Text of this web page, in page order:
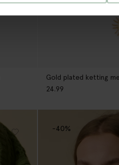
Gold plated ketting
24.99
-40%